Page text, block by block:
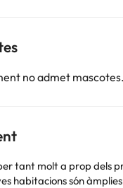
no admet mascotes.
tant molt a prop dels
habitacions són